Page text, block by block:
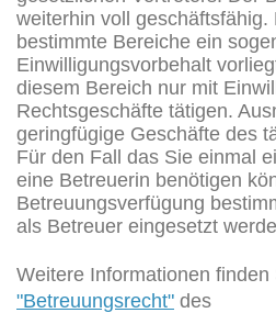
weiterhin voll geschäftsfähig.
bestimmte Bereiche ein
Einwilligungsvorbehalt
diesem Bereich nur mit
Rechtsgeschäfte tätigen.
geringfügige Geschäfte des
Für den Fall das Sie einmal
eine Betreuerin benötigen
Betreuungsverfügung
als Betreuer eingesetzt
Weitere Informationen
"Betreuungsrecht" des